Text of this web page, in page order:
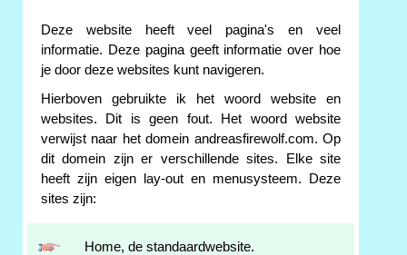
Deze website heeft veel pagina's en veel
informatie. Deze pagina geeft informatie over hoe
je door deze websites kunt navigeren.
Hierboven gebruikte ik het woord website en
websites. Dit is geen fout. Het woord website
verwijst naar het domein andreasfirewolf.com. Op
dit domein zijn er verschillende sites. Elke site
heeft zijn eigen lay-out en menusysteem. Deze
sites zijn:
Home, de standaardwebsite.